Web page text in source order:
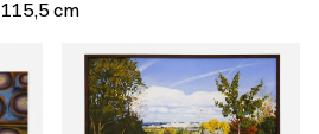
115,5 cm